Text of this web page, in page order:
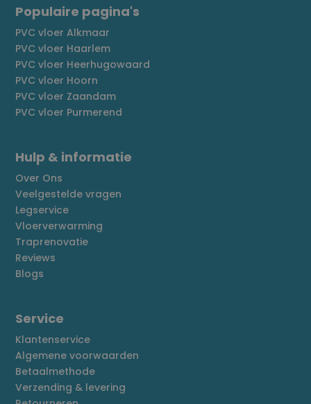
Populaire pagina's
PVC vloer Alkmaar
PVC vloer Haarlem
PVC vloer Heerhugowaard
PVC vloer Hoorn
PVC vloer Zaandam
PVC vloer Purmerend
Hulp & informatie
Over Ons
Veelgestelde vragen
Legservice
Vloerverwarming
Traprenovatie
Reviews
Blogs
Service
Klantenservice
Algemene voorwaarden
Betaalmethode
Verzending & levering